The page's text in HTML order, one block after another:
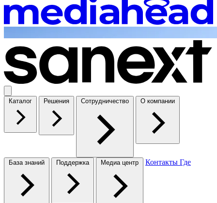
Каталог Решения Сотрудничество О компании
База знаний Поддержка Медиа центр Контакты Где